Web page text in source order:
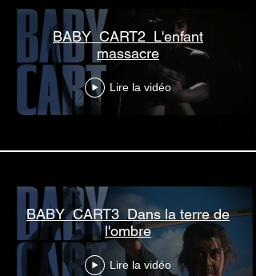
BABY_CART2_L'enfant
massacre
Lire la vidéo
BABY_CART3_Dans la terre de
l'ombre
Lire la vidéo